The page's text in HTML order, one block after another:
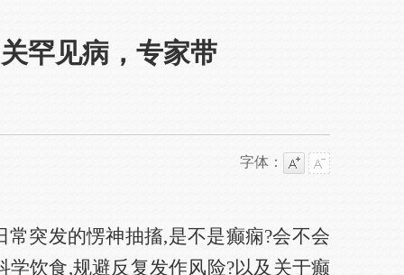
罕见病，专家带
字体：
突发的愣神抽搐,是不是癫痫?会不会
饮食,规避反复发作风险?以及关于癫